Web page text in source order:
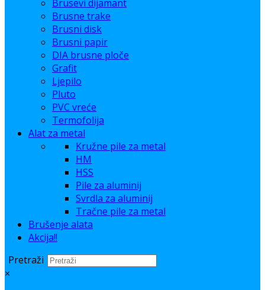
Brusevi dijamant
Brusne trake
Brusni disk
Brusni papir
DIA brusne ploče
Grafit
Ljepilo
Pluto
PVC vreće
Termofolija
Alat za metal
Kružne pile za metal
HM
HSS
Pile za aluminij
Svrdla za aluminij
Tračne pile za metal
Brušenje alata
Akcija!!
Pretraži
×